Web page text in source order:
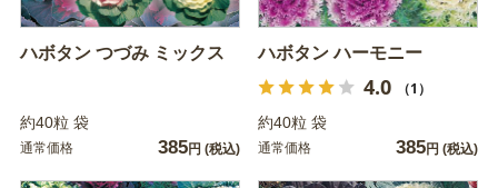
ハボタン つづみ ミックス
約40粒 袋
通常価格 385円 (税込)
ハボタン ハーモニー
4.0 （1）
約40粒 袋
通常価格 385円 (税込)